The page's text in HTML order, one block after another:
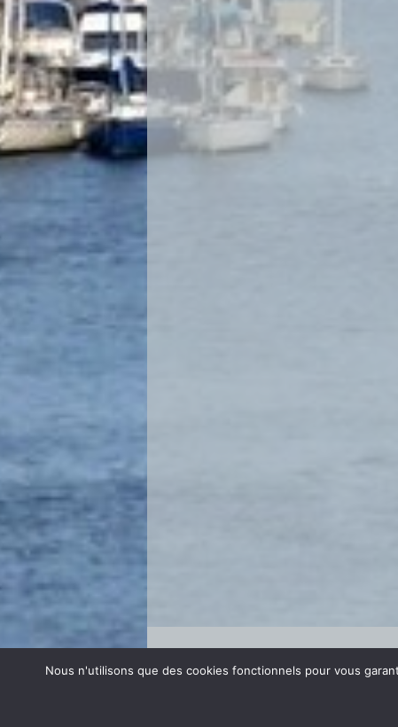
Se connecter
Nous n'utilisons que des cookies fonctionnels pour vous